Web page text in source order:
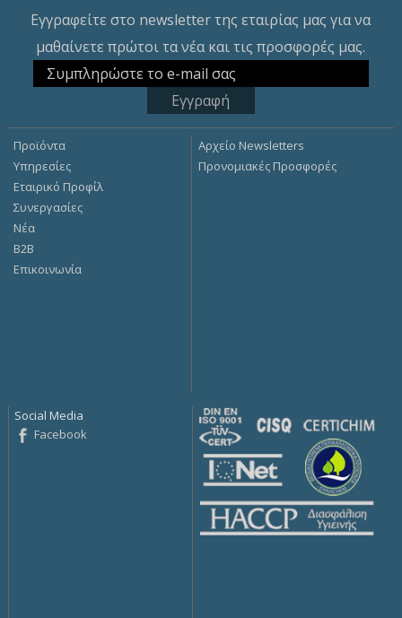
Εγγραφείτε στο newsletter της εταιρίας μας για να
μαθαίνετε πρώτοι τα νέα και τις προσφορές μας.
Προϊόντα
Υπηρεσίες
Εταιρικό Προφίλ
Συνεργασίες
Νέα
Β2Β
Επικοινωνία
Αρχείο Newsletters
Προνομιακές Προσφορές
Social Media
Facebook